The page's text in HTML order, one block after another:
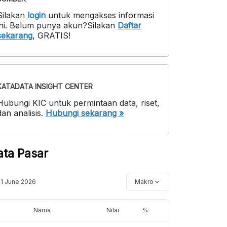
login untuk mengakses informasi
. Belum punya akun?Silakan Daftar
, GRATIS!
INSIGHT CENTER
KIC untuk permintaan data, riset,
analisis. Hubungi sekarang »
Pasar
June 2026 Makro
Nama Nilai %